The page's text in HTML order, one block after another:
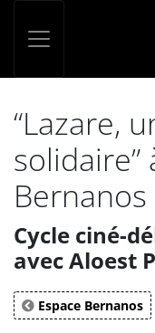
“Lazare,
solidaire”
Bernanos
Cycle ciné-
avec Aloest
Espace Bernanos
Panneau de gestion